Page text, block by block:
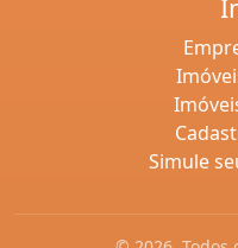
Simule